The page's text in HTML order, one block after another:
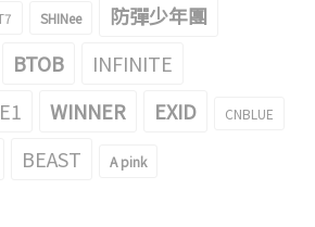
SHINee 防彈少年團
BTOB
INFINITE
WINNER EXID CNBLUE
BEAST A pink